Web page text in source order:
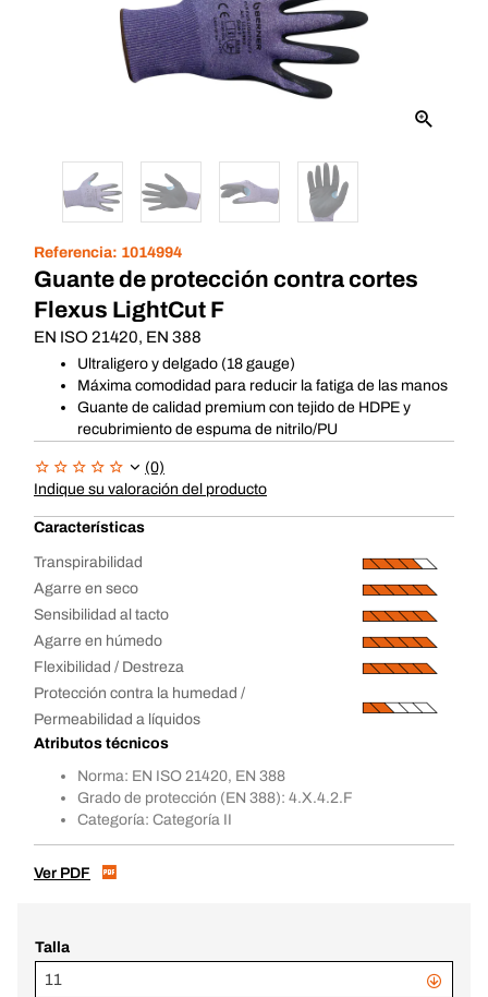
Referencia: 1014994
Guante de protección contra cortes
Flexus LightCut F
EN ISO 21420, EN 388
Ultraligero y delgado (18 gauge)
Máxima comodidad para reducir la fatiga de las manos
Guante de calidad premium con tejido de HDPE y
recubrimiento de espuma de nitrilo/PU
(0)
Indique su valoración del producto
Características
Transpirabilidad
Agarre en seco
Sensibilidad al tacto
Agarre en húmedo
Flexibilidad / Destreza
Protección contra la humedad /
Permeabilidad a líquidos
Atributos técnicos
Norma: EN ISO 21420, EN 388
Grado de protección (EN 388): 4.X.4.2.F
Categoría: Categoría II
Ver PDF
Talla
11